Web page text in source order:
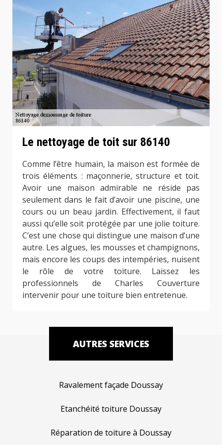
Le nettoyage de toit sur 86140
Comme l’être humain, la maison est formée de
trois éléments : maçonnerie, structure et toit.
Avoir une maison admirable ne réside pas
seulement dans le fait d’avoir une piscine, une
cours ou un beau jardin. Effectivement, il faut
aussi qu’elle soit protégée par une jolie toiture.
C’est une chose qui distingue une maison d’une
autre. Les algues, les mousses et champignons,
mais encore les coups des intempéries, nuisent
le rôle de votre toiture. Laissez les
professionnels de Charles Couverture
intervenir pour une toiture bien entretenue.
AUTRES SERVICES
Ravalement façade Doussay
Etanchéité toiture Doussay
Réparation de toiture à Doussay